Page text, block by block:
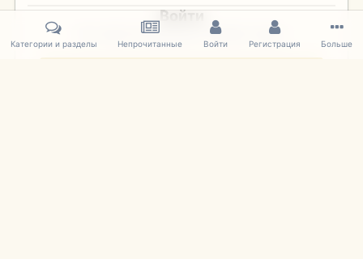
Войти
Уже зарегистрированы? Войдите здесь.
Категории и разделы Непрочитанные Войти Регистрация Больше